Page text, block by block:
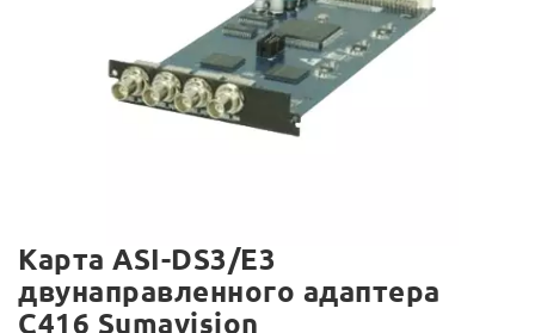
Карта ASI-DS3/E3
двунаправленного адаптера
C416 Sumavision